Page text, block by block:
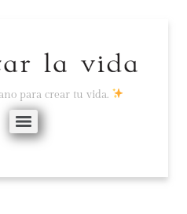
para crear tu vida.